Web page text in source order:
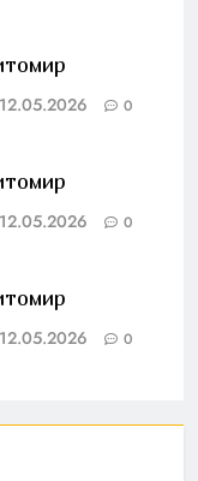
12.05.2026 0
12.05.2026 0
12.05.2026 0